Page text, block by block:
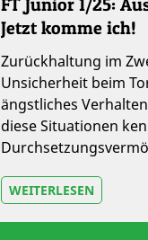
FT Junior 1/25:
Jetzt komme ich!
Zurückhaltung im
Unsicherheit beim
ängstliches
diese Situationen
WEITERLESEN